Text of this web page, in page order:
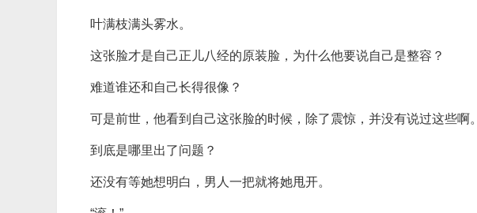
叶满枝满头雾水。
这张脸才是自己正儿八经的原装脸，为什么他要说自己是整容？
难道谁还和自己长得很像？
可是前世，他看到自己这张脸的时候，除了震惊，并没有说过这些啊。
到底是哪里出了问题？
还没有等她想明白，男人一把就将她甩开。